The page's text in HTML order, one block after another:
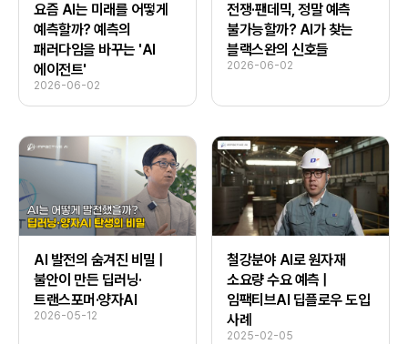
요즘 AI는 미래를 어떻게
예측할까? 예측의
패러다임을 바꾸는 'AI
에이전트'
2026-06-02
전쟁·팬데믹, 정말 예측
불가능할까? AI가 찾는
블랙스완의 신호들
2026-06-02
AI 발전의 숨겨진 비밀 |
불안이 만든 딥러닝·
트랜스포머·양자AI
2026-05-12
철강분야 AI로 원자재
소요량 수요 예측 |
임팩티브AI 딥플로우 도입
사례
2025-02-05